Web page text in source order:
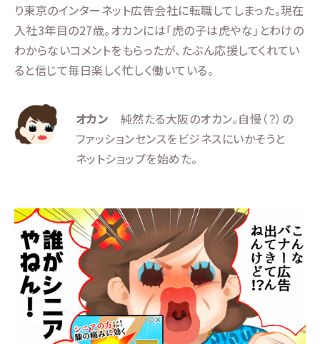
り東京のインターネット広告会社に転職してしまった。現在
入社3年目の27歳。オカンには「虎の子は虎やな」とわけの
わからないコメントをもらったが、たぶん応援してくれてい
ると信じて毎日楽しく忙しく働いている。
オカン 純然たる大阪のオカン。自慢（？）の
ファッションセンスをビジネスにいかそうと
ネットショップを始めた。